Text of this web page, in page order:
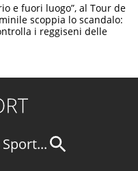
e fuori luogo”, al Tour de
scoppia lo scandalo:
i reggiseni delle